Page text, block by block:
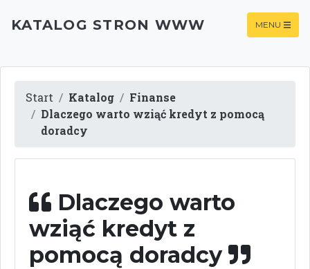
KATALOG STRON WWW MENU
Start Katalog
Finanse
Dlaczego warto wziąć kredyt z pomocą
doradcy
Dlaczego warto
wziąć kredyt z
pomocą doradcy